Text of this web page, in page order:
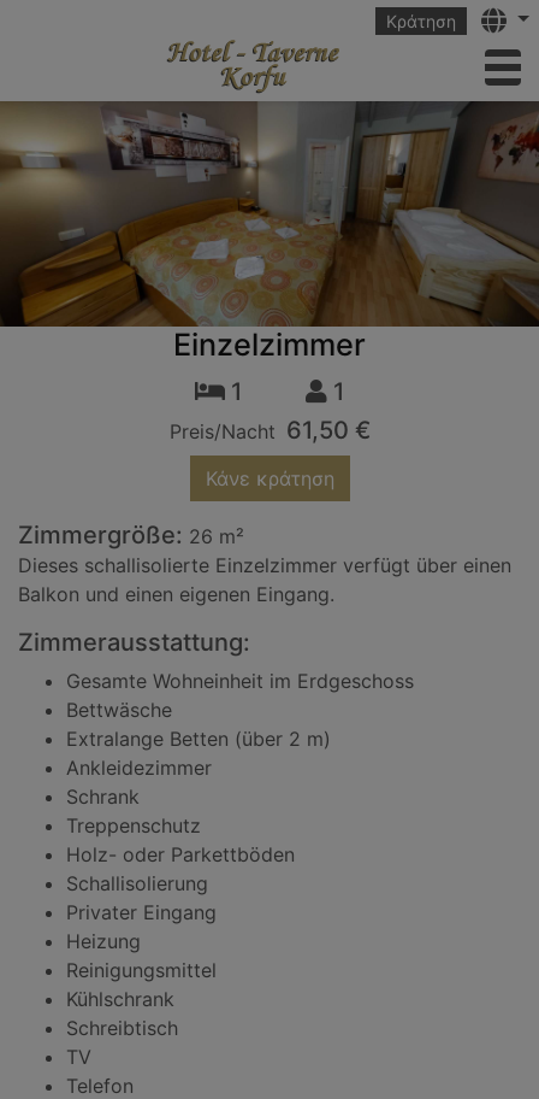
Κράτηση
Einzelzimmer
1 1
Preis/Nacht 61,50 €
Κάνε κράτηση
Zimmergröße: 26 m²
Dieses schallisolierte Einzelzimmer verfügt über einen
Balkon und einen eigenen Eingang.
Zimmerausstattung:
Gesamte Wohneinheit im Erdgeschoss
Bettwäsche
Extralange Betten (über 2 m)
Ankleidezimmer
Schrank
Treppenschutz
Holz- oder Parkettböden
Schallisolierung
Privater Eingang
Heizung
Reinigungsmittel
Kühlschrank
Schreibtisch
TV
Telefon